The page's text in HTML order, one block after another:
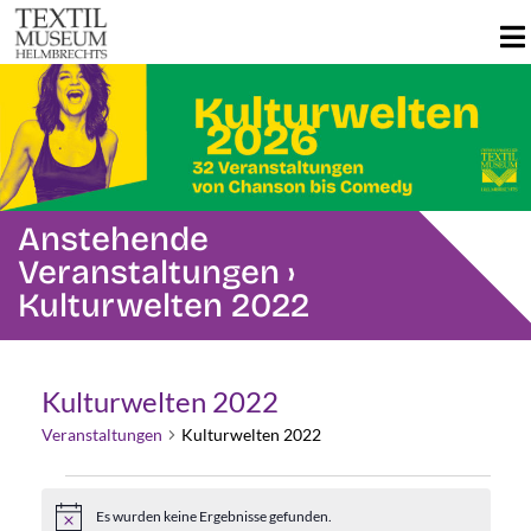
Anstehende
Veranstaltungen ›
Kulturwelten 2022
Kulturwelten 2022
Veranstaltungen Kulturwelten 2022
Veranstaltungen
HinweisEs wurden keine Ergebnisse gefunden.